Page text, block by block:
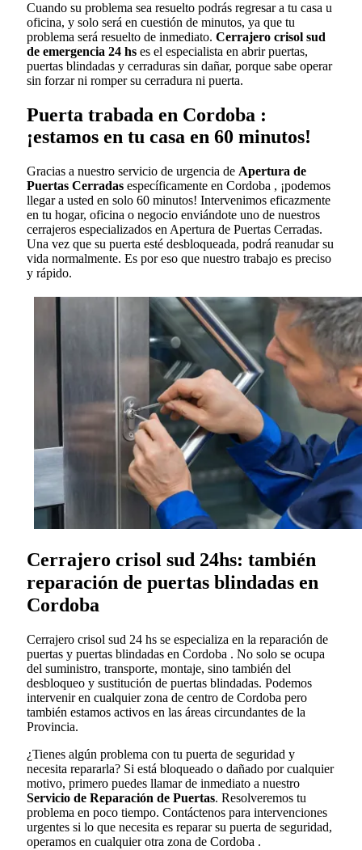
Cuando su problema sea resuelto podrás regresar a tu casa u
oficina, y solo será en cuestión de minutos, ya que tu
problema será resuelto de inmediato. Cerrajero crisol sud
de emergencia 24 hs es el especialista en abrir puertas,
puertas blindadas y cerraduras sin dañar, porque sabe operar
sin forzar ni romper su cerradura ni puerta.
Puerta trabada en Cordoba :
¡estamos en tu casa en 60 minutos!
Gracias a nuestro servicio de urgencia de Apertura de
Puertas Cerradas específicamente en Cordoba , ¡podemos
llegar a usted en solo 60 minutos! Intervenimos eficazmente
en tu hogar, oficina o negocio enviándote uno de nuestros
cerrajeros especializados en Apertura de Puertas Cerradas.
Una vez que su puerta esté desbloqueada, podrá reanudar su
vida normalmente. Es por eso que nuestro trabajo es preciso
y rápido.
Cerrajero crisol sud 24hs: también
reparación de puertas blindadas en
Cordoba
Cerrajero crisol sud 24 hs se especializa en la reparación de
puertas y puertas blindadas en Cordoba . No solo se ocupa
del suministro, transporte, montaje, sino también del
desbloqueo y sustitución de puertas blindadas. Podemos
intervenir en cualquier zona de centro de Cordoba pero
también estamos activos en las áreas circundantes de la
Provincia.
¿Tienes algún problema con tu puerta de seguridad y
necesita repararla? Si está bloqueado o dañado por cualquier
motivo, primero puedes llamar de inmediato a nuestro
Servicio de Reparación de Puertas. Resolveremos tu
problema en poco tiempo. Contáctenos para intervenciones
urgentes si lo que necesita es reparar su puerta de seguridad,
operamos en cualquier otra zona de Cordoba .